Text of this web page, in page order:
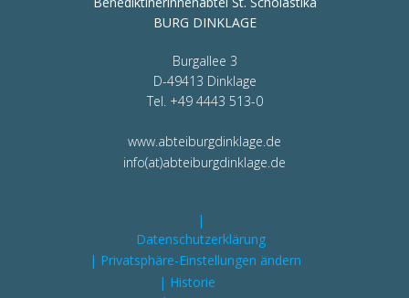
BURG DINKLAGE
Burgallee 3
D-49413 Dinklage
Tel. +49 4443 513-0
www.abteiburgdinklage.de
info(at)abteiburgdinklage.de
|
Datenschutzerklärung
| Privatsphäre-Einstellungen ändern
| Historie